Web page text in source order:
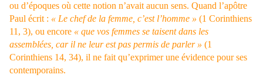
ou d’époques où cette notion n’avait aucun sens. Quand l’apôtre
Paul écrit : « Le chef de la femme, c’est l’homme » (1 Corinthiens
11, 3), ou encore « que vos femmes se taisent dans les
assemblées, car il ne leur est pas permis de parler » (1
Corinthiens 14, 34), il ne fait qu’exprimer une évidence pour ses
contemporains.